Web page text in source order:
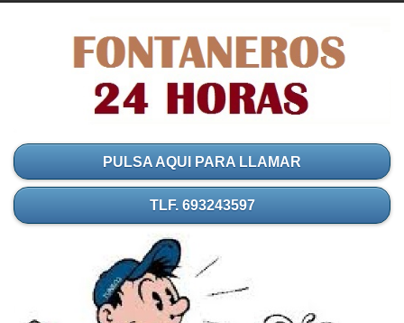
PULSA AQUI PARA LLAMAR
TLF. 693243597